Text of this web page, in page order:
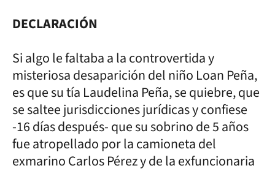
DECLARACIÓN
Si algo le faltaba a la controvertida y
misteriosa desaparición del niño Loan Peña,
es que su tía Laudelina Peña, se quiebre, que
se saltee jurisdicciones jurídicas y confiese
-16 días después- que su sobrino de 5 años
fue atropellado por la camioneta del
exmarino Carlos Pérez y de la exfuncionaria